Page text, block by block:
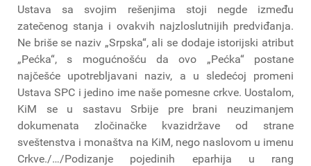
Ustava sa svojim rešenjima stoji negde između
zatečenog stanja i ovakvih najzloslutnijih predviđanja.
Ne briše se naziv „Srpska“, ali se dodaje istorijski atribut
„Pećka“, s mogućnošću da ovo „Pećka“ postane
najčešće upotrebljavani naziv, a u sledećoj promeni
Ustava SPC i jedino ime naše pomesne crkve. Uostalom,
KiM se u sastavu Srbije pre brani neuzimanjem
dokumenata zločinačke kvazidržave od strane
sveštenstva i monaštva na KiM, nego naslovom u imenu
Crkve./…/Podizanje pojedinih eparhija u rang